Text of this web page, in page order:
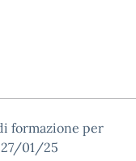
formazione per
01/25